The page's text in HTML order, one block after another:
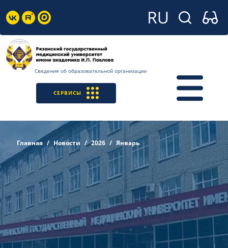
Сведения об образовательной организации
СЕРВИСЫ
Главная Новости 2026 Январь